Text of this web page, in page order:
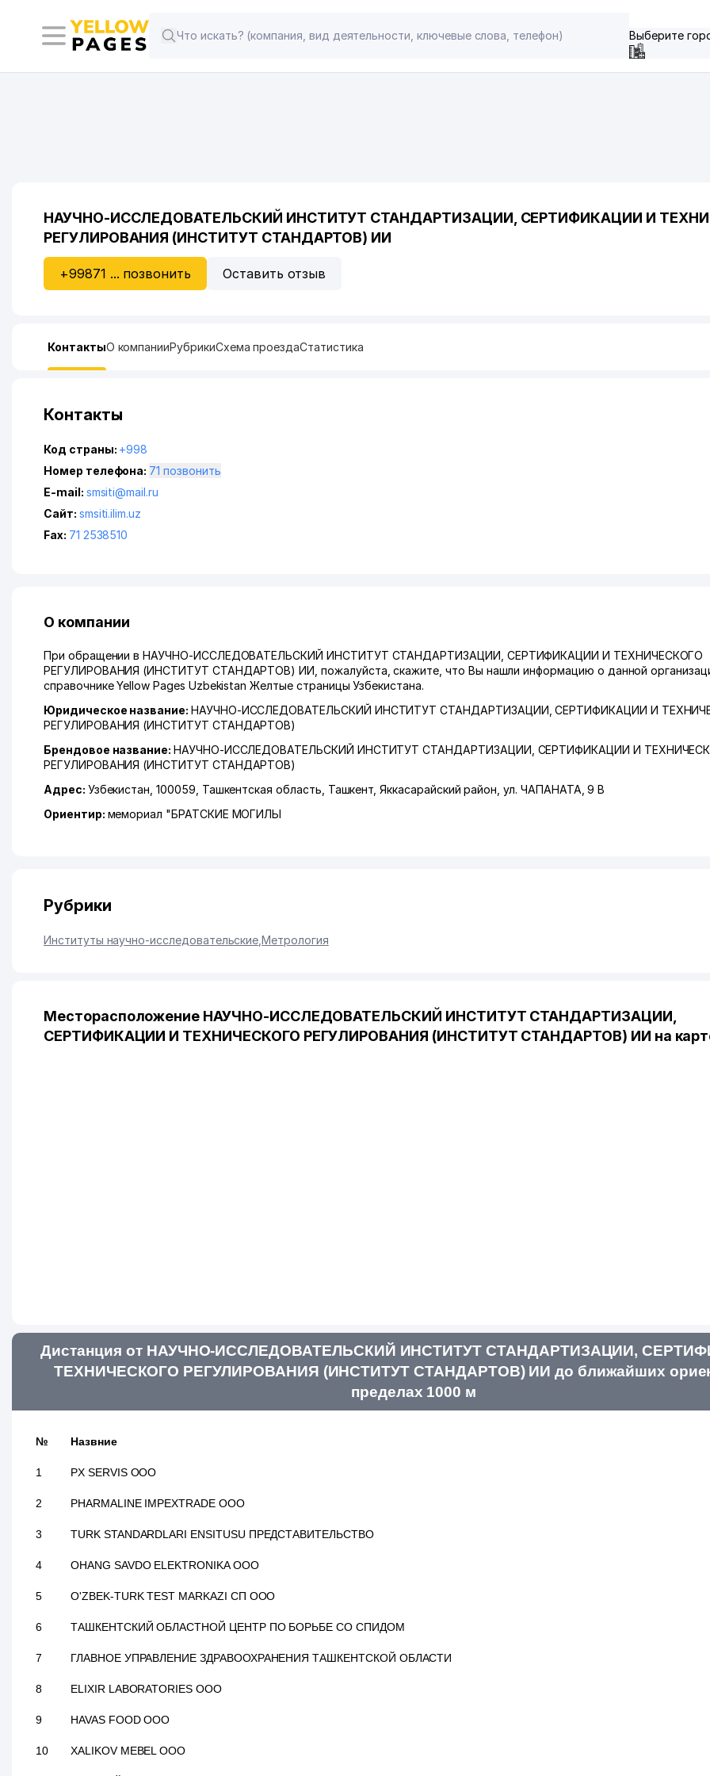
Выберите
НАУЧНО-ИССЛЕДОВАТЕЛЬСКИЙ ИНСТИТУТ СТАНДАРТИЗАЦИИ, СЕРТИФИКАЦИИ И
РЕГУЛИРОВАНИЯ (ИНСТИТУТ СТАНДАРТОВ) ИИ
+99871 ... позвонить Оставить отзыв
КонтактыО компанииРубрикиСхема проездаСтатистика
Контакты
Код страны: +998
Номер телефона:
71 позвонить
E-mail: smsiti@mail.ru
Сайт: smsiti.ilim.uz
Fax: 71 2538510
О компании
При обращении в НАУЧНО-ИССЛЕДОВАТЕЛЬСКИЙ ИНСТИТУТ СТАНДАРТИЗАЦИИ, СЕРТИФИКАЦИИ И ТЕХНИЧЕСКОГО
РЕГУЛИРОВАНИЯ (ИНСТИТУТ СТАНДАРТОВ) ИИ, пожалуйста, скажите, что Вы нашли информацию о данной
справочнике Yellow Pages Uzbekistan Желтые страницы Узбекистана.
Юридическое название: НАУЧНО-ИССЛЕДОВАТЕЛЬСКИЙ ИНСТИТУТ СТАНДАРТИЗАЦИИ, СЕРТИФИКАЦИИ И
РЕГУЛИРОВАНИЯ (ИНСТИТУТ СТАНДАРТОВ)
Брендовое название: НАУЧНО-ИССЛЕДОВАТЕЛЬСКИЙ ИНСТИТУТ СТАНДАРТИЗАЦИИ, СЕРТИФИКАЦИИ И
РЕГУЛИРОВАНИЯ (ИНСТИТУТ СТАНДАРТОВ)
Адрес: Узбекистан, 100059, Ташкентская область Ташкент ,Яккасарайский район ,ул. ЧАПАНАТА , 9 В
Ориентир: мемориал "БРАТСКИЕ МОГИЛЫ
Рубрики
Институты научно-исследовательские ,Метрология
Месторасположение НАУЧНО-ИССЛЕДОВАТЕЛЬСКИЙ ИНСТИТУТ СТАНДАРТИЗАЦИИ,
СЕРТИФИКАЦИИ И ТЕХНИЧЕСКОГО РЕГУЛИРОВАНИЯ (ИНСТИТУТ СТАНДАРТОВ) ИИ на
Дистанция от НАУЧНО-ИССЛЕДОВАТЕЛЬСКИЙ ИНСТИТУТ СТАНДАРТИЗАЦИИ,
ТЕХНИЧЕСКОГО РЕГУЛИРОВАНИЯ (ИНСТИТУТ СТАНДАРТОВ) ИИ до ближайших
пределах 1000 м
№ Назвние
1 PX SERVIS ООО
2 PHARMALINE IMPEXTRADE ООО
3 TURK STANDARDLARI ENSITUSU ПРЕДСТАВИТЕЛЬСТВО
4 OHANG SAVDO ELEKTRONIKA ООО
5 O'ZBEK-TURK TEST MARKAZI СП ООО
6 ТАШКЕНТСКИЙ ОБЛАСТНОЙ ЦЕНТР ПО БОРЬБЕ СО СПИДОМ
7 ГЛАВНОЕ УПРАВЛЕНИЕ ЗДРАВООХРАНЕНИЯ ТАШКЕНТСКОЙ ОБЛАСТИ
8 ELIXIR LABORATORIES ООО
9 HAVAS FOOD ООО
10 XALIKOV MEBEL ООО